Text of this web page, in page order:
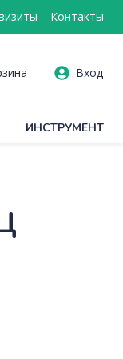
Контакты
Вход
ИНСТРУМЕНТ